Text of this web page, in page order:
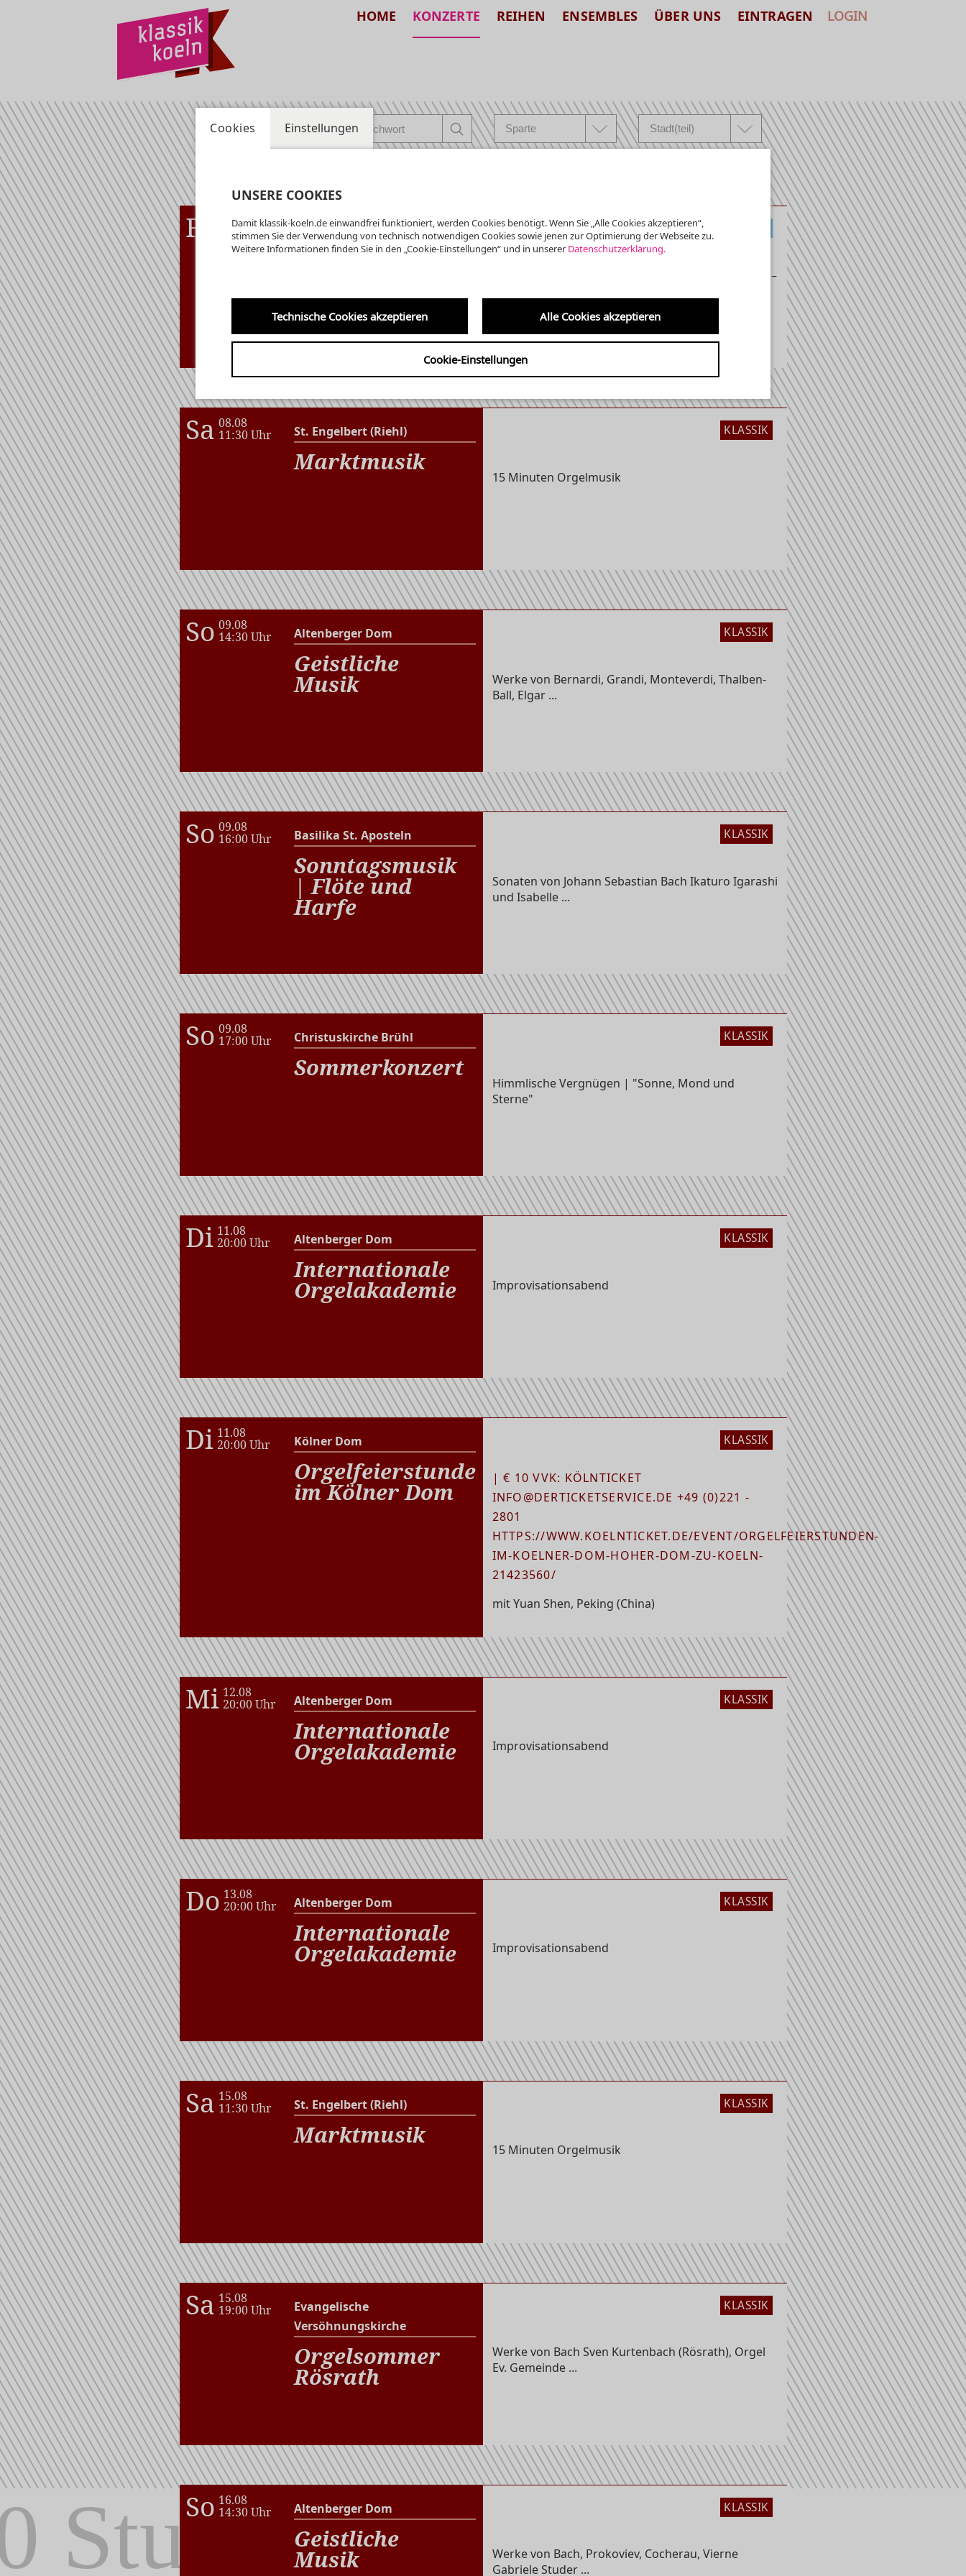
HOME KONZERTE REIHEN ENSEMBLES ÜBER UNS EINTRAGEN LOGIN
Fr 07.08
19:00 Uhr Krypta der Kreuzkirche
am 7. um 7 ·
Die
Kryptaorgel
wird 10!
KLASSIK, ALTE MUSIK
Krypta der Kreuzkirche
Am 1. Oktober 2016 wurde die »Neue Kryptaorgel« –
Sa 08.08
11:30 Uhr St. Engelbert (Riehl)
Marktmusik
KLASSIK
15 Minuten Orgelmusik
So 09.08
14:30 Uhr Altenberger Dom
Geistliche
Musik
KLASSIK
Werke von Bernardi, Grandi, Monteverdi, Thalben-
Ball, Elgar ...
So 09.08
16:00 Uhr Basilika St. Aposteln
Sonntagsmusik
| Flöte und
Harfe
KLASSIK
Sonaten von Johann Sebastian Bach Ikaturo Igarashi
und Isabelle ...
So 09.08
17:00 Uhr Christuskirche Brühl
Sommerkonzert
KLASSIK
Himmlische Vergnügen | "Sonne, Mond und
Sterne"
Di 11.08
20:00 Uhr Altenberger Dom
Internationale
Orgelakademie
KLASSIK
Improvisationsabend
Di 11.08
20:00 Uhr Kölner Dom
Orgelfeierstunde
im Kölner Dom
KLASSIK
| € 10 VVK: KÖLNTICKET
INFO@DERTICKETSERVICE.DE +49 (0)221 -
2801
HTTPS://WWW.KOELNTICKET.DE/EVENT/ORGELFEIERSTUNDEN-
IM-KOELNER-DOM-HOHER-DOM-ZU-KOELN-
21423560/
mit Yuan Shen, Peking (China)
Mi 12.08
20:00 Uhr Altenberger Dom
Internationale
Orgelakademie
KLASSIK
Improvisationsabend
Do 13.08
20:00 Uhr Altenberger Dom
Internationale
Orgelakademie
KLASSIK
Improvisationsabend
Sa 15.08
11:30 Uhr St. Engelbert (Riehl)
Marktmusik
KLASSIK
15 Minuten Orgelmusik
Sa 15.08
19:00 Uhr
Evangelische
Versöhnungskirche
Orgelsommer
Rösrath
KLASSIK
Werke von Bach Sven Kurtenbach (Rösrath), Orgel
Ev. Gemeinde ...
So 16.08
14:30 Uhr Altenberger Dom
Geistliche
Musik
KLASSIK
Werke von Bach, Prokoviev, Cocherau, Vierne
Gabriele Studer ...
Cookies Einstellungen
UNSERE COOKIES
Damit klassik-koeln.de einwandfrei funktioniert, werden Cookies benötigt. Wenn Sie „Alle Cookies akzeptieren“,
stimmen Sie der Verwendung von technisch notwendigen Cookies sowie jenen zur Optimierung der Webseite zu.
Weitere Informationen finden Sie in den „Cookie-Einstellungen“ und in unserer Datenschutzerklärung.
Technische Cookies akzeptieren Alle Cookies akzeptieren
Cookie-Einstellungen